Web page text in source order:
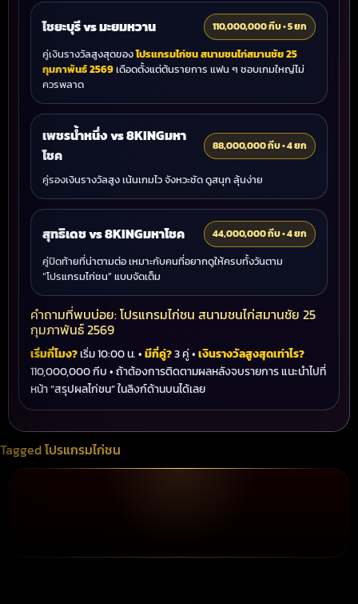
ไชยะบุรี vs มะยมหวาน 110,000,000 กีบ • 5 ยก
คู่เงินรางวัลสูงสุดของโปรแกรมไก่ชน สนามชนไก่สมานชัย 25
กุมภาพันธ์ 2569เดือดตั้งแต่ต้นรายการ แฟน ๆ ชอบเกมใหญ่ไม่
ควรพลาด
เพชรน้ำหนึ่ง vs 8KINGมหา
โชค
88,000,000 กีบ • 4 ยก
คู่รองเงินรางวัลสูง เน้นเกมไว จังหวะชัด ดูสนุก ลุ้นง่าย
สุทธิเดช vs 8KINGมหาโชค 44,000,000 กีบ • 4 ยก
คู่ปิดท้ายที่น่าตามต่อ เหมาะกับคนที่อยากดูให้ครบทั้งวันตาม
“โปรแกรมไก่ชน” แบบจัดเต็ม
คำถามที่พบบ่อย: โปรแกรมไก่ชน สนามชนไก่สมานชัย 25
กุมภาพันธ์ 2569
เริ่มกี่โมง?เริ่ม 10:00 น. •มีกี่คู่?3 คู่ •เงินรางวัลสูงสุดเท่าไร?
110,000,000 กีบ • ถ้าต้องการติดตามผลหลังจบรายการ แนะนำไปที่
หน้า “สรุปผลไก่ชน” ในลิงก์ด้านบนได้เลย
Taggedโปรแกรมไก่ชน